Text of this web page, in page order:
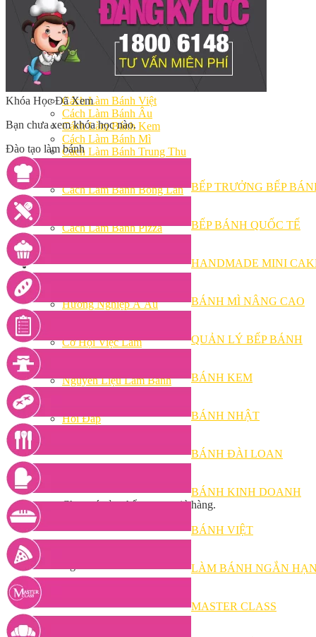
Khóa Học Handmade Mini Cake
Master Class
Chuyên Đề
Khai Giảng
Lịch học – Lịch thi
Đăng Ký Học
Công Thức
Cách Làm Bánh Việt
Cách Làm Bánh Âu
Cách Làm Bánh Kem
Cách Làm Bánh Mì
Cách Làm Bánh Trung Thu
Cách Làm Bánh Bông Lan
Cách Làm Bánh Pizza
Video
Tin tức
Hướng Nghiệp Á Âu
Cơ Hội Việc Làm
Nguyên Liệu Làm Bánh
Hỏi Đáp
Việc Làm
Chưa có sản phẩm trong giỏ hàng.
Giỏ hàng
Chưa có sản phẩm trong giỏ hàng.
Khóa Học Đã Xem
Bạn chưa xem khóa học nào.
Đào tạo làm bánh
BẾP TRƯỞNG BẾP
BẾP BÁNH QUỐC TẾ
HANDMADE MINI
BÁNH MÌ NÂNG CAO
QUẢN LÝ BẾP BÁNH
BÁNH KEM
BÁNH NHẬT
BÁNH ĐÀI LOAN
BÁNH KINH DOANH
BÁNH VIỆT
LÀM BÁNH NGẮN
MASTER CLASS